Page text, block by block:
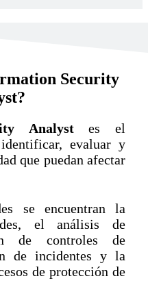
Security
Analystes el
evaluar y
que puedan afectar
se encuentran la
el análisis de
de controles de
de incidentes y la
de protección de